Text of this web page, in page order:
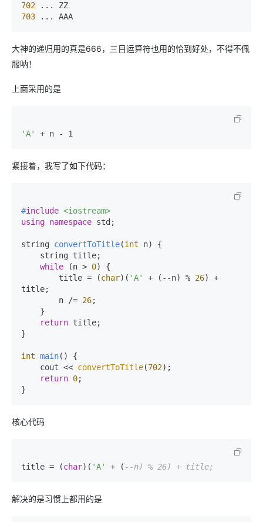
702
703 ... AAA
大神的递归用的真是666，三目运算符也用的恰到好处，不得不佩
服呐！
上面采用的是
'A' + n - 1
紧接着，我写了如下代码：
#include <iostream>
using namespace std;
string convertToTitle(int n)
{
while (n > 0) {
        title = (
char)( 'A' + (--n) % 26) +
title;
        n /=
26;
return title;
}
int main()
{
    cout <<
convertToTitle(702);
return 0;
}
核心代码
title = (char)( 'A' + ( --n) % 26) + title;
解决的是习惯上都用的是